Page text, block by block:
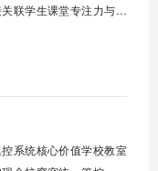
联学生课堂专注力与学
扇控制系统，实现温度
防护六大模块一体化运
细化风扇管理方案。
系统核心价值学校教室